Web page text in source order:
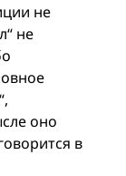
не
не
оно
в